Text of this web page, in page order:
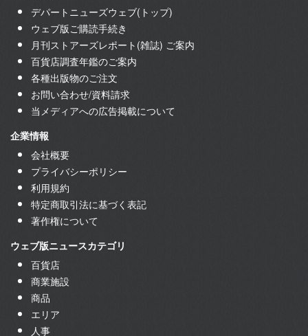
デパートニューズウェブ(トップ)
ウェブ版ご購読手続き
月刊ストアーズレポート(雑誌) ご案内
百貨店調査年鑑のご案内
各種出版物のご注文
お問い合わせ/資料請求
当メディアへの広告掲載について
企業情報
会社概要
プライバシーポリシー
利用規約
特定商取引法に基づく表記
著作権について
ウェブ版ニュースカテゴリ
百貨店
商業施設
商品
エリア
人事